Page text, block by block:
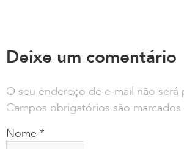
Deixe um comentário
O seu endereço de e-mail não será
Campos obrigatórios são marcados
Nome *